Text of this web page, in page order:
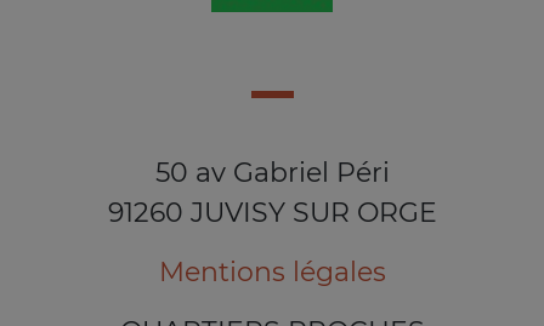
50 av Gabriel Péri
91260 JUVISY SUR ORGE
Mentions légales